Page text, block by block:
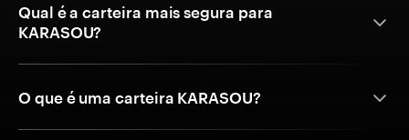
Qual é a carteira mais segura para
KARASOU?
O que é uma carteira KARASOU?